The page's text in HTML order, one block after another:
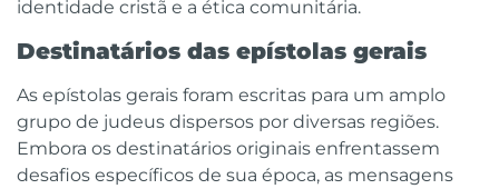
identidade cristã e a ética comunitária.
Destinatários das epístolas gerais
As epístolas gerais foram escritas para um amplo
grupo de judeus dispersos por diversas regiões.
Embora os destinatários originais enfrentassem
desafios específicos de sua época, as mensagens